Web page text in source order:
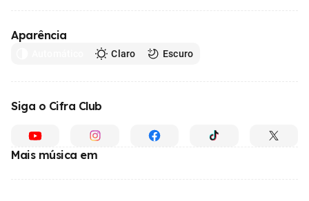
Aparência
Claro Escuro
Siga o Cifra Club
Mais música em